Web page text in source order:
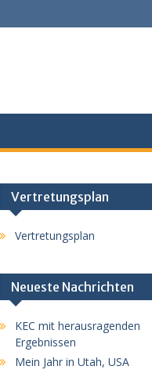
Vertretungsplan
Vertretungsplan
Neueste Nachrichten
KEC mit herausragenden
Ergebnissen
Mein Jahr in Utah, USA